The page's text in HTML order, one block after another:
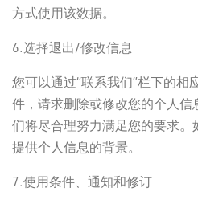
方式使用该数据。
6.选择退出/修改信息
您可以通过“联系我们”栏下的相
件，请求删除或修改您的个人
们将尽合理努力满足您的要求
提供个人信息的背景。
7.使用条件、通知和修订